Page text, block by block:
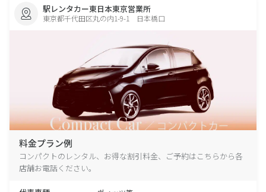
駅レンタカー東日本東京営業所
東京都千代田区丸の内1-9-1 日本橋口
料金プラン例
コンパクトのレンタル、お得な割引料金、ご予約はこちらから各
店舗お電話ください。